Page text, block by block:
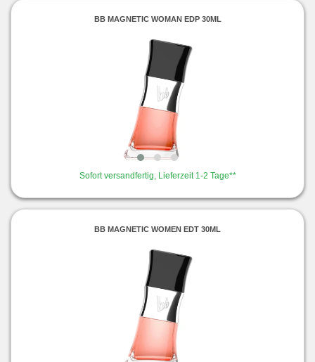
BB MAGNETIC WOMAN EDP 30ML
Sofort versandfertig, Lieferzeit 1-2 Tage**
BB MAGNETIC WOMEN EDT 30ML